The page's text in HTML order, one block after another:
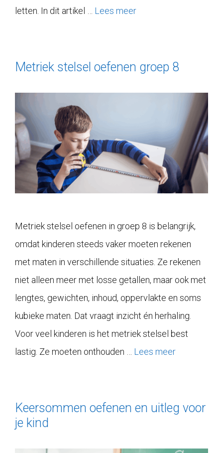
letten. In dit artikel … Lees meer
Metriek stelsel oefenen groep 8
Metriek stelsel oefenen in groep 8 is belangrijk,
omdat kinderen steeds vaker moeten rekenen
met maten in verschillende situaties. Ze rekenen
niet alleen meer met losse getallen, maar ook met
lengtes, gewichten, inhoud, oppervlakte en soms
kubieke maten. Dat vraagt inzicht én herhaling.
Voor veel kinderen is het metriek stelsel best
lastig. Ze moeten onthouden … Lees meer
Keersommen oefenen en uitleg voor
je kind